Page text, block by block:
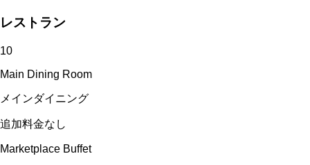
レストラン
10
Main Dining Room
メインダイニング
追加料金なし
Marketplace Buffet